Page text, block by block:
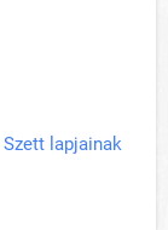
Szett lapjainak